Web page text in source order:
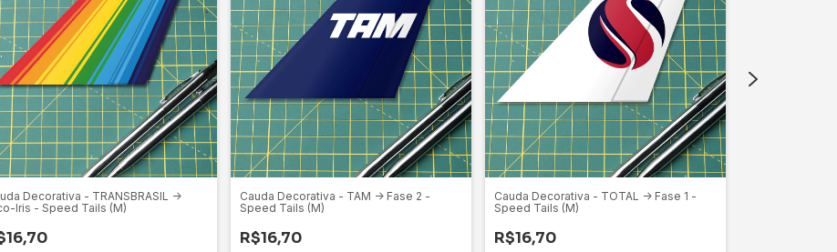
Decorativa - TRANSBRASIL ->
Iris - Speed Tails (M)
Cauda Decorativa - TAM -> Fase 2 -
Speed Tails (M)
R$16,70
Cauda Decorativa - TOTAL -> Fase 1 -
Speed Tails (M)
R$16,70